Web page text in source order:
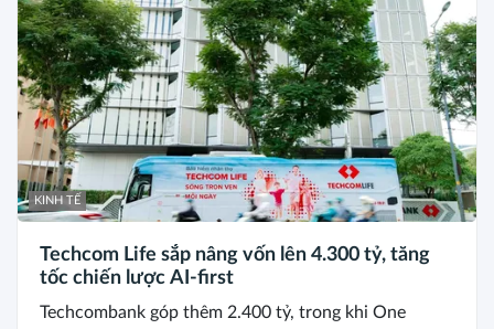
KINH TẾ
Techcom Life sắp nâng vốn lên 4.300 tỷ, tăng
tốc chiến lược AI-first
Techcombank góp thêm 2.400 tỷ, trong khi One